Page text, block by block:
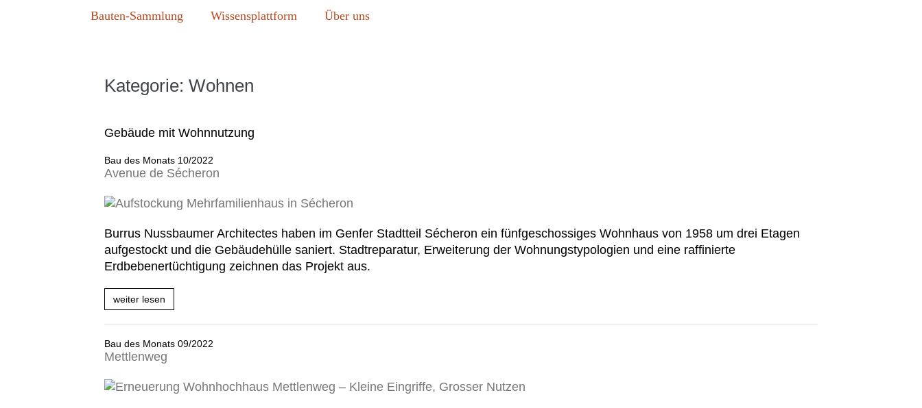
Bauten-Sammlung Wissensplattform Über uns
Kategorie: Wohnen
Gebäude mit Wohnnutzung
Bau des Monats 10/2022
Avenue de Sécheron
Bau
des
10/2022
Avenue
de
Burrus Nussbaumer Architectes haben im Genfer Stadtteil Sécheron ein fünfgeschossiges Wohnhaus von 1958 um drei Etagen
aufgestockt und die Gebäudehülle saniert. Stadtreparatur, Erweiterung der Wohnungstypologien und eine raffinierte
Erdbebenertüchtigung zeichnen das Projekt aus.
weiter lesen
Bau
Monats
Avenue
de
Sécheron
Bau des Monats 09/2022
Mettlenweg
Bau
des